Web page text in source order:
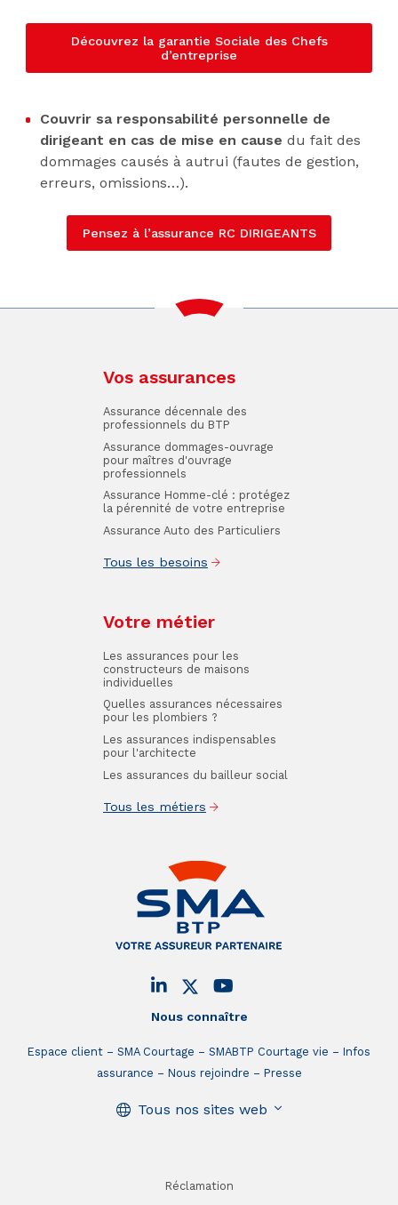
Découvrez la garantie Sociale des Chefs
d’entreprise
Couvrir sa responsabilité personnelle de
dirigeant en cas de mise en cause du fait des
dommages causés à autrui (fautes de gestion,
erreurs, omissions…).
Pensez à l’assurance RC DIRIGEANTS
Nous connaître
Espace client SMA Courtage SMABTP Courtage vie
Infos
assurance
Nous rejoindre Presse
Tous nos sites web
Vos assurances
Assurance décennale des
professionnels du BTP
Assurance dommages-ouvrage
pour maîtres d'ouvrage
professionnels
Assurance Homme-clé : protégez
la pérennité de votre entreprise
Assurance Auto des Particuliers
Tous les besoins
Votre métier
Les assurances pour les
constructeurs de maisons
individuelles
Quelles assurances nécessaires
pour les plombiers ?
Les assurances indispensables
pour l'architecte
Les assurances du bailleur social
Tous les métiers
Réclamation